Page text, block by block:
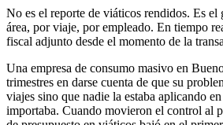
No es el reporte de viáticos rendidos. Es el
área, por viaje, por empleado. En tiempo
fiscal adjunto desde el momento de la
Una empresa de consumo masivo en
trimestres en darse cuenta de que su
viajes sino que nadie la estaba aplicando
importaba. Cuando movieron el control al